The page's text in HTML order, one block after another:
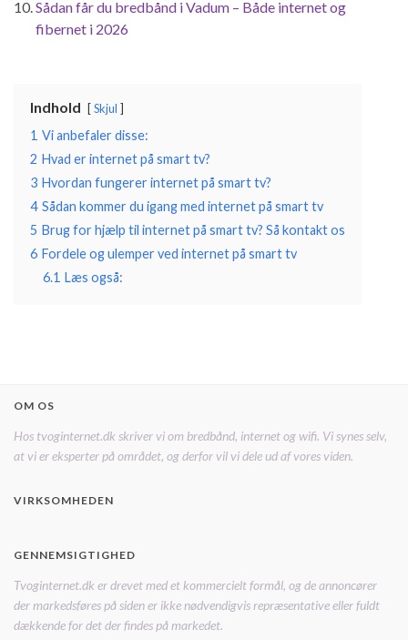
Sådan får du bredbånd i Vadum – Både internet og
fibernet i 2026
Indhold Skjul
1 Vi anbefaler disse:
2 Hvad er internet på smart tv?
3 Hvordan fungerer internet på smart tv?
4 Sådan kommer du igang med internet på smart tv
5 Brug for hjælp til internet på smart tv? Så kontakt os
6 Fordele og ulemper ved internet på smart tv
6.1 Læs også:
OM OS
Hos tvoginternet.dk skriver vi om bredbånd, internet og wifi. Vi synes selv,
at vi er eksperter på området, og derfor vil vi dele ud af vores viden.
VIRKSOMHEDEN
GENNEMSIGTIGHED
Tvoginternet.dk er drevet med et kommercielt formål, og de annoncører
der markedsføres på siden er ikke nødvendigvis repræsentative eller fuldt
dækkende for det der findes på markedet.